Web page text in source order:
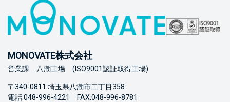
MONOVATE株式会社
営業課 八潮工場 (ISO9001認証取得工場)
〒340-0811 埼玉県八潮市二丁目358
電話:048-996-4221 FAX:048-996-8781